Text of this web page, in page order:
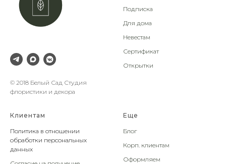
© 2018 Белый Сад Студия
флористики и декора
Подписка
Для дома
Невестам
Сертификат
Открытки
Клиентам
Политика в отношении
обработки персональных
данных
Еще
Блог
Корп. клиентам
Оформляем